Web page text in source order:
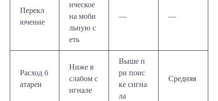
Перекл
ючение
ическое
на моби
льную с
еть
— —
Расход б
атареи
Ниже в
слабом с
игнале
Выше п
ри поис
ке сигна
ла
Средняя